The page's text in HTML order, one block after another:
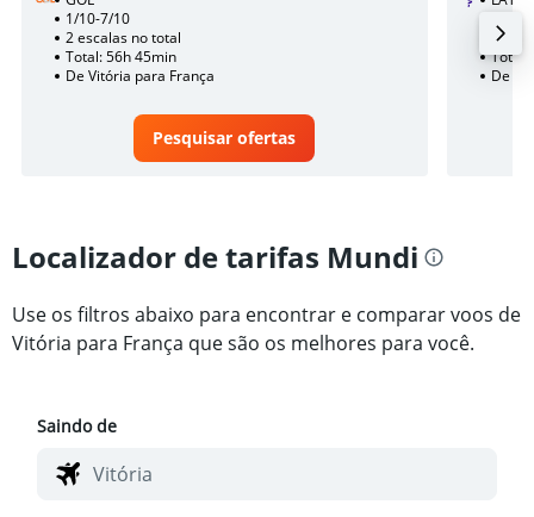
1/10-7/10
2 escalas no total
Total: 56h 45min
De Vitória para França
Pesquisar ofertas
18/10
1
Total:
De
Localizador de tarifas Mundi
Use os filtros abaixo para encontrar e comparar voos de
Vitória para França que são os melhores para você.
Saindo de